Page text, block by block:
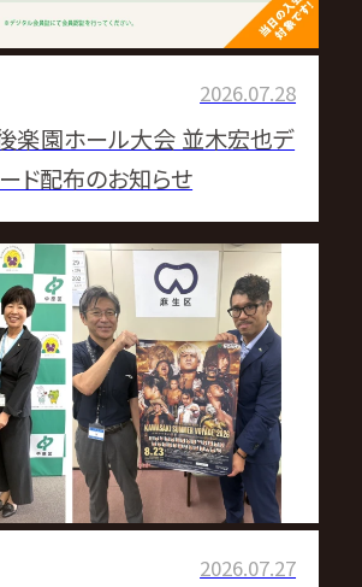
2026.07.28
後楽園ホール大会 並木宏也デ
ド配布のお知らせ
2026.07.27